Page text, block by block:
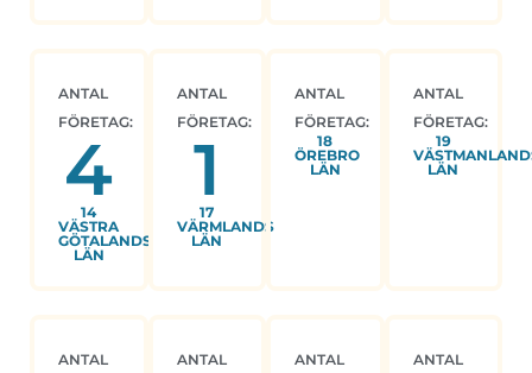
ANTAL
FÖRETAG:
4
14
VÄSTRA
GÖTALANDS
LÄN
ANTAL
FÖRETAG:
1
17
VÄRMLANDS
LÄN
ANTAL
FÖRETAG:
18
ÖREBRO
LÄN
ANTAL
FÖRETAG:
19
LÄN
ANTAL
ANTAL
ANTAL
ANTAL